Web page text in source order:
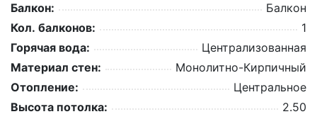
Балкон:
Балкон
Кол. балконов:
1
Горячая вода:
Централизованная
Материал стен:
Монолитно-Кирпичный
Отопление:
Центральное
Высота потолка:
2.50